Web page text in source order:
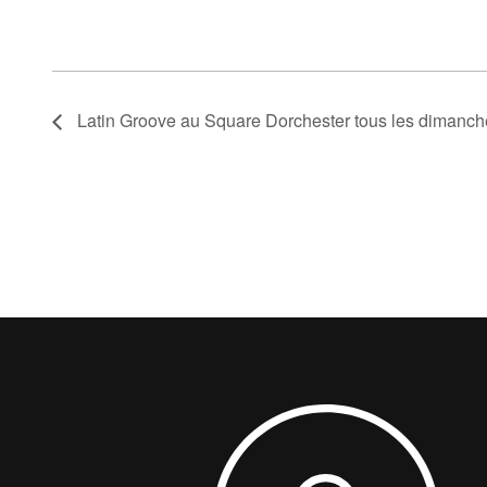
Latin Groove au Square Dorchester tous les